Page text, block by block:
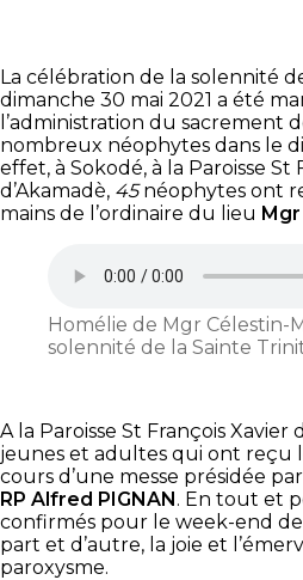
La célébration de la solennité
dimanche 30 mai 2021 a été
l’administration du sacrement
nombreux néophytes dans le
effet, à Sokodé, à la Paroisse St
d’Akamadè, 45néophytes ont
mains de l’ordinaire du lieu
Homélie de Mgr Célestin-
solennité de la Sainte
A la Paroisse St François Xavier
jeunes et adultes qui ont reçu
cours d’une messe présidée
RP Alfred PIGNAN. En tout et
confirmés pour le week-end
part et d’autre, la joie et
paroxysme.